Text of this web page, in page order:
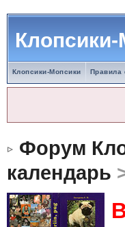
Клопсики-Мопсики Правила
Форум
календарь